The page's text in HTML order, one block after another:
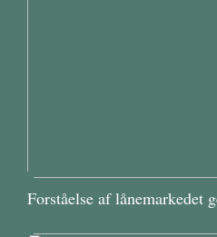
Forståelse af lånemarkedet